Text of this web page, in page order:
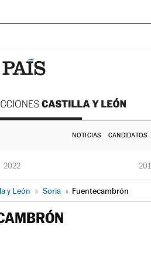
NOTICIAS CANDIDATOS
2022
y León » Soria » Fuentecambrón